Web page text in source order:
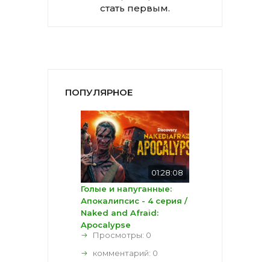
стать первым.
ПОПУЛЯРНОЕ
01:28:08
Голые и напуганные:
Апокалипсис - 4 серия /
Naked and Afraid:
Apocalypse
Просмотры: 0
комментарий: 0